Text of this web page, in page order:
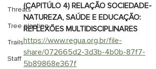
Threats
Tree planting
Trails
Staff
(CAPITÚLO 4) RELAÇÃO SOCIEDADE-
NATUREZA, SAÚDE E EDUCAÇÃO:
REFLEXÕES MULTIDISCIPLINARES
https://www.regua.org.br/file-
share/072665d2-3d3b-4b0b-87f7-
5b89868e367f